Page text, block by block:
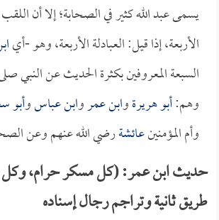
يسمى عبد الله كثير في الصحابة؛ إلا أن
الأربعة، إذا قيل: العبادلة الأربعة، وهو -أي
السبعة المعروفين بكثرة الحديث عن النبي
وهم:أبو هريرةوابن عمروابن عباسوأبو
وأم المؤمنينعائشةرضي الله عنهم وعن
حديث ابن عمر: (كل مسكر حرام،
طريق ثانية وتراجم رجال إسناده